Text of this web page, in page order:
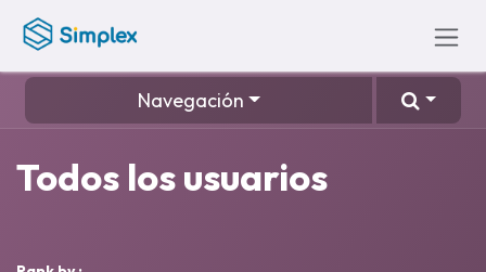
Ir al contenido
Navegación
Todos los usuarios